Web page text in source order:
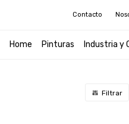
Home Pinturas Industria y
Contacto